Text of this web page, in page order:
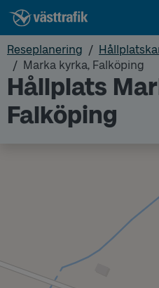
Reseplanering
Marka kyrka, Falköping
Hållplats
Falköping